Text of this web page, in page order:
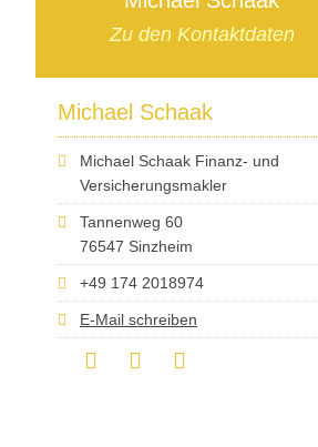
Zu den Kontaktdaten
Michael Schaak
Michael Schaak Finanz- und
Versicherungsmakler
Tannenweg 60
76547 Sinzheim
+49 174 2018974
E-Mail schreiben